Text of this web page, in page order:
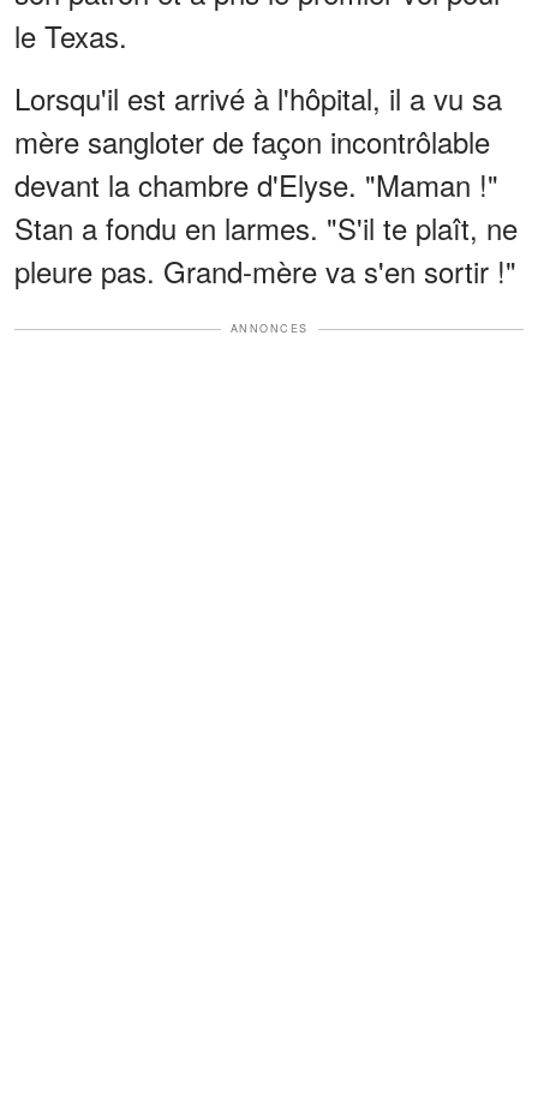
le Texas.
Lorsqu'il est arrivé à l'hôpital, il a vu sa
mère sangloter de façon incontrôlable
devant la chambre d'Elyse. "Maman !"
Stan a fondu en larmes. "S'il te plaît, ne
pleure pas. Grand-mère va s'en sortir !"
ANNONCES